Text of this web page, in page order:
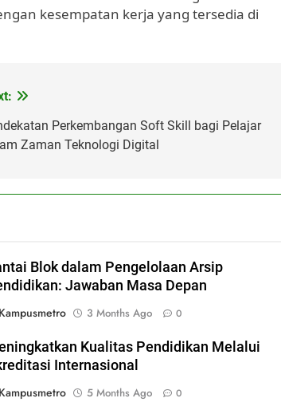
kesempatan kerja yang tersedia di
Perkembangan Soft Skill bagi Pelajar
Zaman Teknologi Digital
Blok dalam Pengelolaan Arsip
Jawaban Masa Depan
Kampusmetro
3 Months Ago 0
Kualitas Pendidikan Melalui
Internasional
Kampusmetro
5 Months Ago 0